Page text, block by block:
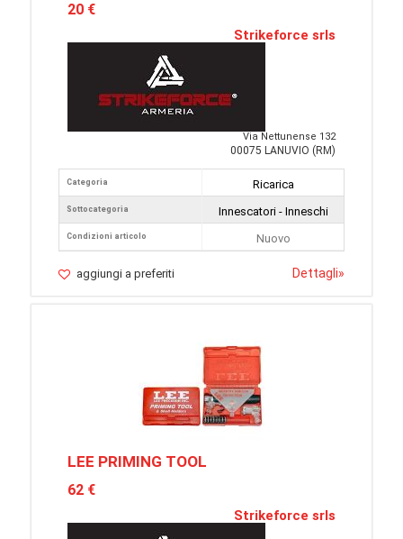
20 €
Strikeforce srls
Via Nettunense 132
00075 LANUVIO (RM)
Categoria
Sottocategoria
Condizioni articolo
Ricarica
Innescatori - Inneschi
Nuovo
aggiungi a preferiti Dettagli»
LEE PRIMING TOOL
62 €
Strikeforce srls